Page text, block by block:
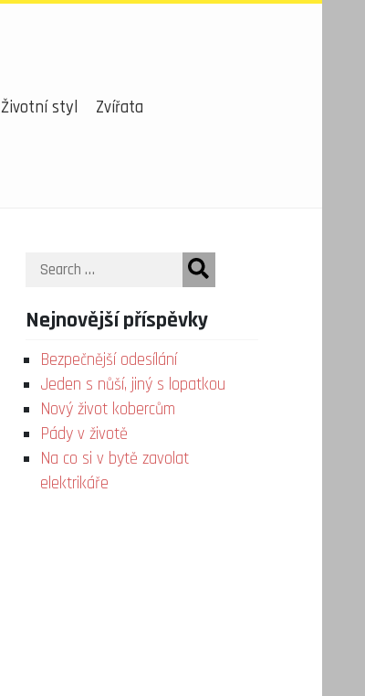
Životní styl Zvířata
Search
Nejnovější příspěvky
Bezpečnější odesílání
Jeden s nůší, jiný s lopatkou
Nový život kobercům
Pády v životě
Na co si v bytě zavolat
elektrikáře